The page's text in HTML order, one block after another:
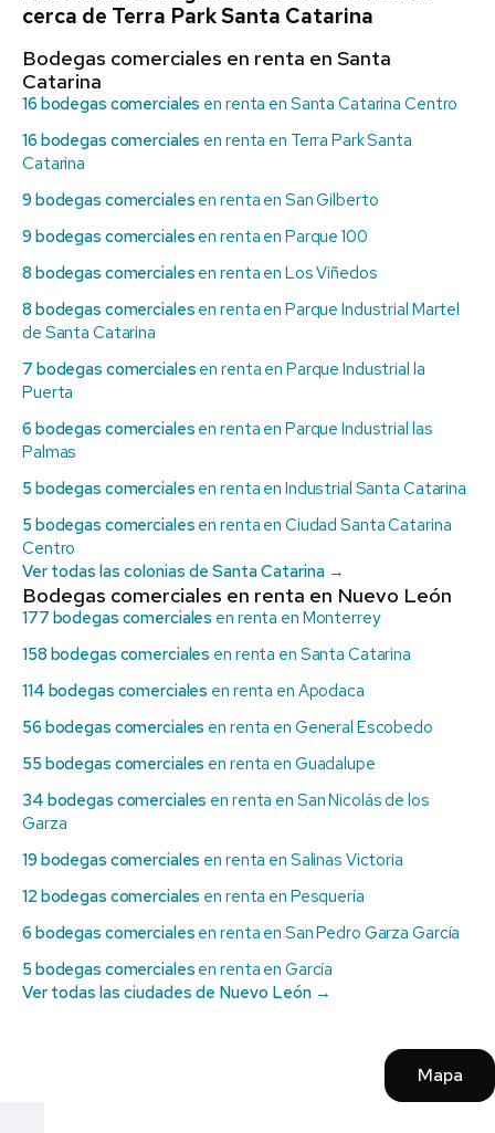
cerca de Terra Park Santa Catarina
Bodegas comerciales en renta en Santa
Catarina
16 bodegas comerciales en renta en Santa Catarina Centro
16 bodegas comerciales en renta en Terra Park Santa
Catarina
9 bodegas comerciales en renta en San Gilberto
9 bodegas comerciales en renta en Parque 100
8 bodegas comerciales en renta en Los Viñedos
8 bodegas comerciales en renta en Parque Industrial Martel
de Santa Catarina
7 bodegas comerciales en renta en Parque Industrial la
Puerta
6 bodegas comerciales en renta en Parque Industrial las
Palmas
5 bodegas comerciales en renta en Industrial Santa Catarina
5 bodegas comerciales en renta en Ciudad Santa Catarina
Centro
Ver todas las colonias de Santa Catarina →
Bodegas comerciales en renta en Nuevo León
177 bodegas comerciales en renta en Monterrey
158 bodegas comerciales en renta en Santa Catarina
114 bodegas comerciales en renta en Apodaca
56 bodegas comerciales en renta en General Escobedo
55 bodegas comerciales en renta en Guadalupe
34 bodegas comerciales en renta en San Nicolás de los
Garza
19 bodegas comerciales en renta en Salinas Victoria
12 bodegas comerciales en renta en Pesquería
6 bodegas comerciales en renta en San Pedro Garza García
5 bodegas comerciales en renta en García
Ver todas las ciudades de Nuevo León →
Mapa